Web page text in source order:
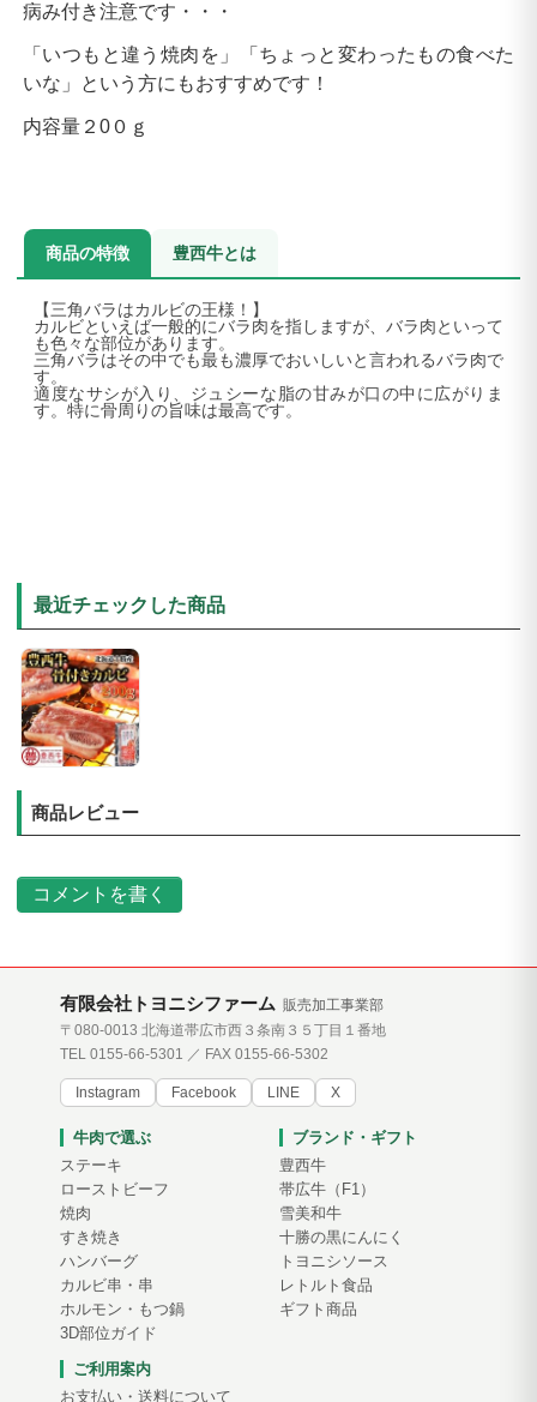
病み付き注意です・・・
「いつもと違う焼肉を」「ちょっと変わったもの食べた
いな」という方にもおすすめです！
内容量２0０ｇ
商品の特徴 豊西牛とは
【三角バラはカルビの王様！】
カルビといえば一般的にバラ肉を指しますが、バラ肉といって
も色々な部位があります。
三角バラはその中でも最も濃厚でおいしいと言われるバラ肉で
す。
適度なサシが入り、ジュシーな脂の甘みが口の中に広がりま
す。特に骨周りの旨味は最高です。
最近チェックした商品
商品レビュー
コメントを書く
有限会社トヨニシファーム 販売加工事業部
〒080-0013 北海道帯広市西３条南３５丁目１番地
TEL 0155-66-5301 ／ FAX 0155-66-5302
Instagram Facebook LINE X
牛肉で選ぶ
ステーキ
ローストビーフ
焼肉
すき焼き
ハンバーグ
カルビ串・串
ホルモン・もつ鍋
3D部位ガイド
ブランド・ギフト
豊西牛
帯広牛（F1）
雪美和牛
十勝の黒にんにく
トヨニシソース
レトルト食品
ギフト商品
ご利用案内
お支払い・送料について